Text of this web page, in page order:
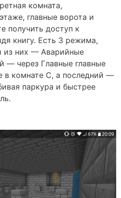
комната,
главные ворота и
получить доступ к
книгу. Есть 3 режима,
из них — Аварийные
— через Главные главные
в комнате C, а последний —
паркура и быстрее